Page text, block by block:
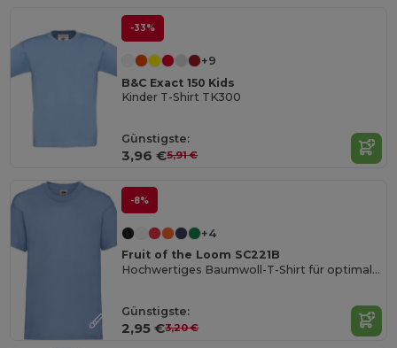
-33%
+9
B&C Exact 150 Kids
Kinder T-Shirt TK300
Günstigste:
3,96 €5,91 €
-8%
+4
Fruit of the Loom SC221B
Hochwertiges Baumwoll-T-Shirt für optimalen Druck
Günstigste:
2,95 €3,20 €